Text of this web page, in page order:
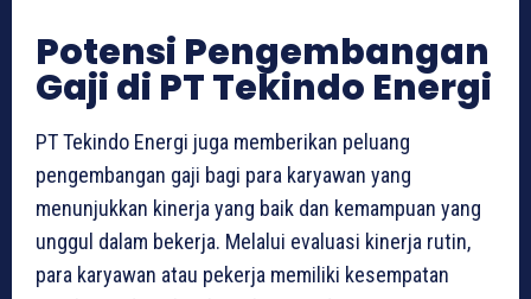
Potensi Pengembangan
Gaji di PT Tekindo Energi
PT Tekindo Energi juga memberikan peluang
pengembangan gaji bagi para karyawan yang
menunjukkan kinerja yang baik dan kemampuan yang
unggul dalam bekerja. Melalui evaluasi kinerja rutin,
para karyawan atau pekerja memiliki kesempatan